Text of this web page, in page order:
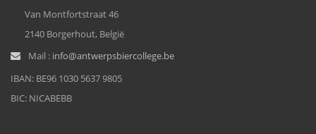
Van Montfortstraat 46
2140 Borgerhout, België
Mail : info@antwerpsbiercollege.be
IBAN: BE96 1030 5637 9805
BIC: NICABEBB